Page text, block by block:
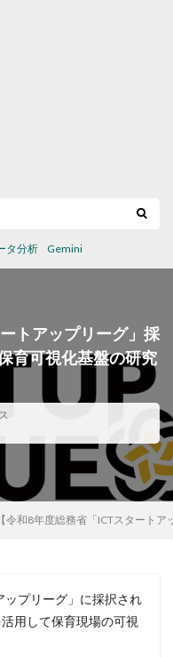
タ分析 Gemini
トアップリーグ」採
育可視化基盤の研究
【令和8年度総務省「ICTスタート
プリーグ」に採択され
用して保育現場の可視